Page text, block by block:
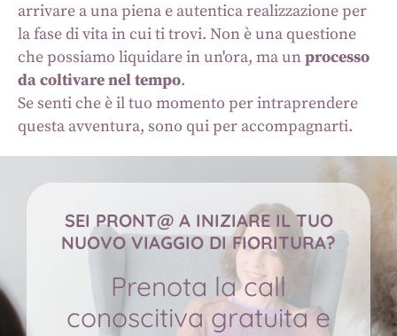
arrivare a una piena e autentica realizzazione per
la fase di vita in cui ti trovi. Non è una questione
che possiamo liquidare in un'ora, ma unprocesso
da coltivare nel tempo.
Se senti che è il tuo momento per intraprendere
questa avventura, sono qui per accompagnarti.
SEI PRONT@ A INIZIARE IL TUO
NUOVO VIAGGIO DI FIORITURA?
Prenota la call
conoscitiva gratuita e